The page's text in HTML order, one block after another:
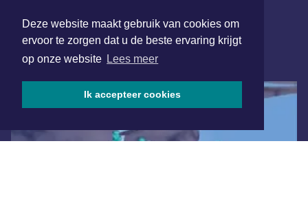
Deze website maakt gebruik van cookies om
ervoor te zorgen dat u de beste ervaring krijgt
op onze website Lees meer
Ik accepteer cookies
Aanmelden
ONLINE DAGBLADEN